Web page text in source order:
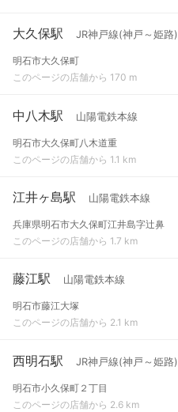
大久保駅 JR神戸線(神戸～姫路)
明石市大久保町
このページの店舗から 170 m
中八木駅 山陽電鉄本線
明石市大久保町八木道重
このページの店舗から 1.1 km
江井ヶ島駅 山陽電鉄本線
兵庫県明石市大久保町江井島字辻鼻
このページの店舗から 1.7 km
藤江駅 山陽電鉄本線
明石市藤江大塚
このページの店舗から 2.1 km
西明石駅 JR神戸線(神戸～姫路)
明石市小久保町２丁目
このページの店舗から 2.6 km